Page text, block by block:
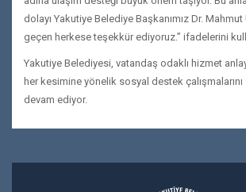
dolayı Yakutiye Belediye Başkanımız Dr. Mahmut
geçen herkese teşekkür ediyoruz.” ifadelerini
Yakutiye Belediyesi, vatandaş odaklı hizmet
her kesimine yönelik sosyal destek
devam ediyor.